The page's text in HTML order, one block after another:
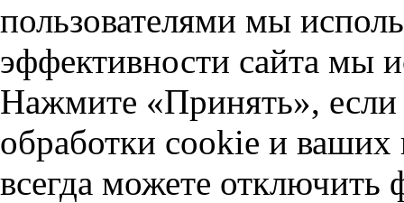
пользователями мы
эффективности сайта мы
Нажмите «Принять», если
обработки cookie и
всегда можете отключить